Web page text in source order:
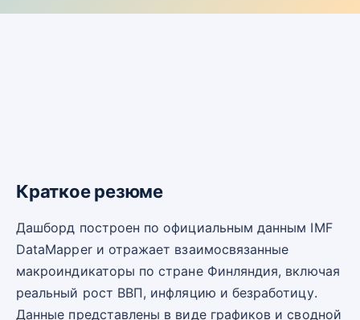
Краткое резюме
Дашборд построен по официальным данным IMF
DataMapper и отражает взаимосвязанные
макроиндикаторы по стране Финляндия, включая
реальный рост ВВП, инфляцию и безработицу.
Данные представлены в виде графиков и сводной